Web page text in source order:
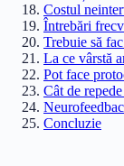
Costul
Întrebări
Trebuie să
La ce vârstă
Pot face
Cât de
Concluzie